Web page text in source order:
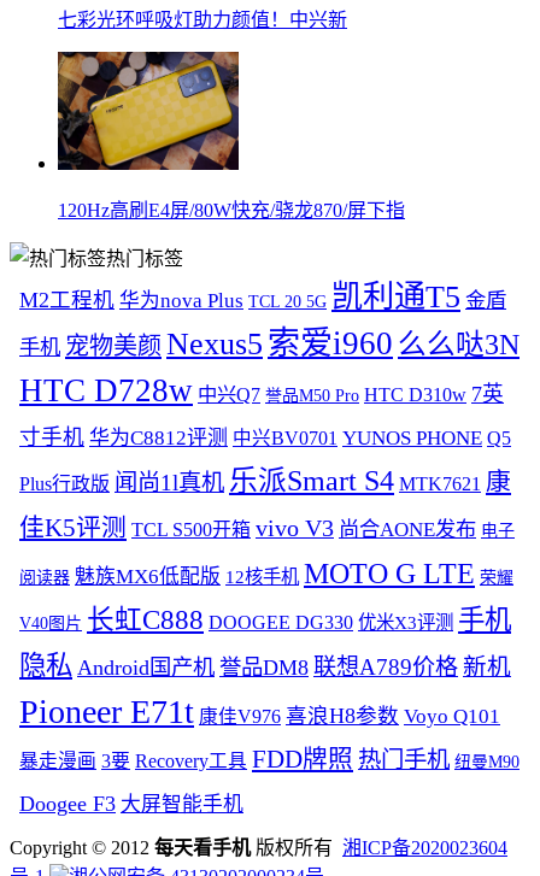
七彩光环呼吸灯助力颜值！中兴新
120Hz高刷E4屏/80W快充/骁龙870/屏下指
热门标签
M2工程机 华为nova Plus TCL 20 5G 凯利通T5 金盾
手机 宠物美颜 Nexus5 索爱i960 么么哒3N
HTC D728w 中兴Q7 誉品M50 Pro HTC D310w 7英
寸手机 华为C8812评测 中兴BV0701 YUNOS PHONE Q5
Plus行政版 闻尚1l真机 乐派Smart S4 MTK7621 康
佳K5评测 TCL S500开箱 vivo V3 尚合AONE发布 电子
阅读器 魅族MX6低配版 12核手机 MOTO G LTE 荣耀
V40图片 长虹C888 DOOGEE DG330 优米X3评测 手机
隐私 Android国产机 誉品DM8 联想A789价格新机
Pioneer E71t 康佳V976 喜浪H8参数 Voyo Q101
暴走漫画 3要 Recovery工具 FDD牌照 热门手机 纽曼M90
Doogee F3 大屏智能手机
Copyright © 2012 每天看手机版权所有 湘ICP备2020023604